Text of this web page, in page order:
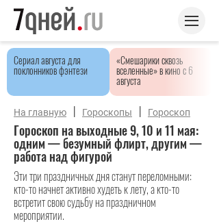
Сериал августа для
поклонников фэнтези
«Смешарики сквозь
вселенные» в кино с 6
августа
На главную | Гороскопы | Гороскоп
Гороскоп на выходные 9, 10 и 11 мая:
одним — безумный флирт, другим —
работа над фигурой
Эти три праздничных дня станут переломными:
кто-то начнет активно худеть к лету, а кто-то
встретит свою судьбу на праздничном
мероприятии.